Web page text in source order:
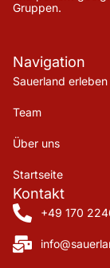
Gruppen.
Navigation
Sauerland erleben
Team
Über uns
Startseite
Kontakt
+49 170